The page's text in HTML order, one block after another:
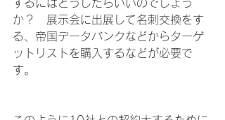
するにはどうしたらいいのでしょう
か？　展示会に出展して名刺交換をす
る、帝国データバンクなどからターゲ
ットリストを購入するなどが必要で
す。